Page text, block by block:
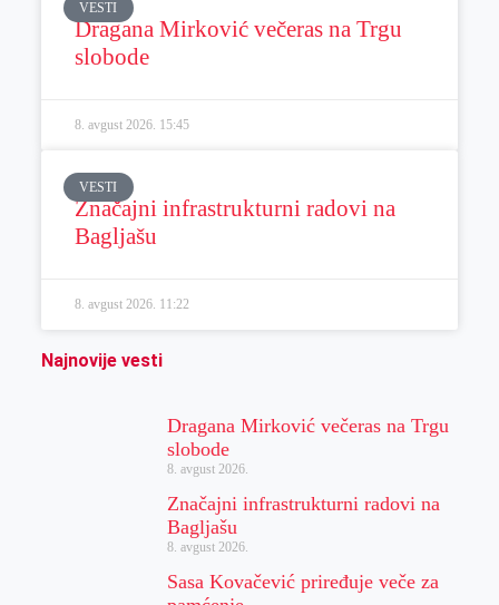
VESTI
Dragana Mirković večeras na Trgu
slobode
8. avgust 2026. 15:45
VESTI
Značajni infrastrukturni radovi na
Bagljašu
8. avgust 2026. 11:22
Najnovije vesti
Dragana Mirković večeras na Trgu
slobode
8. avgust 2026.
Značajni infrastrukturni radovi na
Bagljašu
8. avgust 2026.
Sasa Kovačević priređuje veče za